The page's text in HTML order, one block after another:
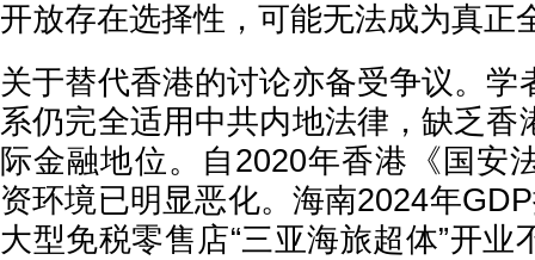
开放存在选择性，可能无法成为真正
关于替代香港的讨论亦备受争议。学
系仍完全适用中共内地法律，缺乏香
际金融地位。自2020年香港《国安
资环境已明显恶化。海南2024年
大型免税零售店“三亚海旅超体”开业